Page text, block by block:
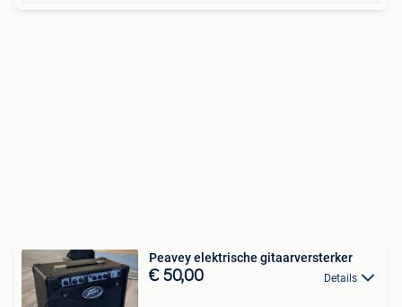
Peavey elektrische gitaarversterker
€ 50,00 Details